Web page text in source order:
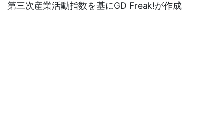
第三次産業活動指数を基にGD Freak!が作成